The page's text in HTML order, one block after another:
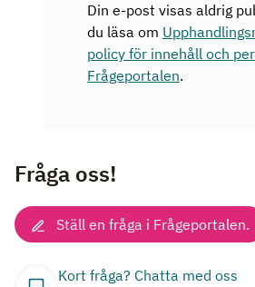
Din e-post visas aldrig
du läsa om
policy för innehåll och
Frågeportalen.
Fråga oss!
Ställ en fråga i Frågeportalen.
Kort fråga? Chatta med oss